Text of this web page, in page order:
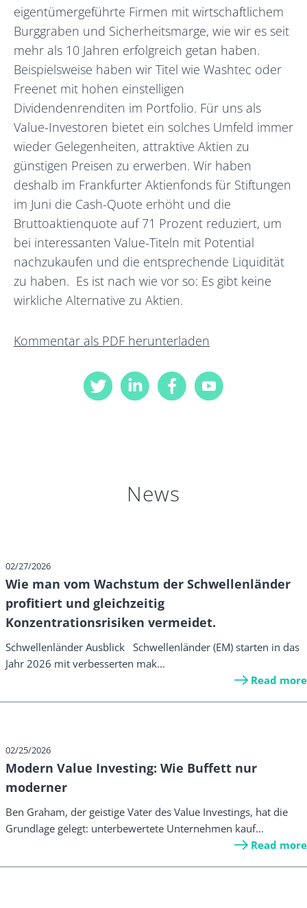
eigentümergeführte Firmen mit wirtschaftlichem
Burggraben und Sicherheitsmarge, wie wir es seit
mehr als 10 Jahren erfolgreich getan haben.
Beispielsweise haben wir Titel wie Washtec oder
Freenet mit hohen einstelligen
Dividendenrenditen im Portfolio. Für uns als
Value-Investoren bietet ein solches Umfeld immer
wieder Gelegenheiten, attraktive Aktien zu
günstigen Preisen zu erwerben. Wir haben
deshalb im Frankfurter Aktienfonds für Stiftungen
im Juni die Cash-Quote erhöht und die
Bruttoaktienquote auf 71 Prozent reduziert, um
bei interessanten Value-Titeln mit Potential
nachzukaufen und die entsprechende Liquidität
zu haben. Es ist nach wie vor so: Es gibt keine
wirkliche Alternative zu Aktien.
Kommentar als PDF herunterladen
News
02/27/2026
Wie man vom Wachstum der Schwellenländer
profitiert und gleichzeitig
Konzentrationsrisiken vermeidet.
Schwellenländer Ausblick Schwellenländer (EM) starten in das
Jahr 2026 mit verbesserten mak...
Read more
02/25/2026
Modern Value Investing: Wie Buffett nur
moderner
Ben Graham, der geistige Vater des Value Investings, hat die
Grundlage gelegt: unterbewertete Unternehmen kauf...
Read more